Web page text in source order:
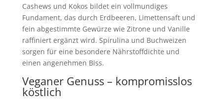
Cashews und Kokos bildet ein vollmundiges
Fundament, das durch Erdbeeren, Limettensaft und
fein abgestimmte Gewürze wie Zitrone und Vanille
raffiniert ergänzt wird. Spirulina und Buchweizen
sorgen für eine besondere Nährstoffdichte und
einen angenehmen Biss.
Veganer Genuss – kompromisslos
köstlich